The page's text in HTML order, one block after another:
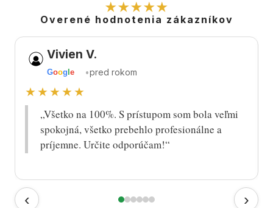
★★★★★
Overené hodnotenia zákazníkov
‹
Vivien V.
Goog le •pred rokom
★★★★★
„Všetko na 100%. S prístupom som bola veľmi
spokojná, všetko prebehlo profesionálne a
príjemne. Určite odporúčam!“
›